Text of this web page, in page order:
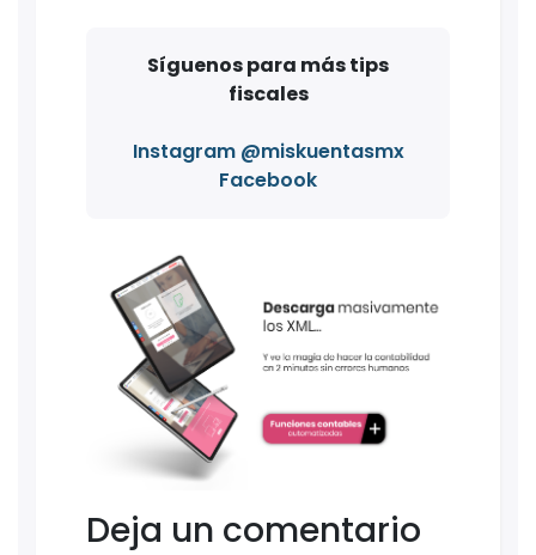
Síguenos para más tips
fiscales
Instagram @miskuentasmx
Facebook
Deja un comentario